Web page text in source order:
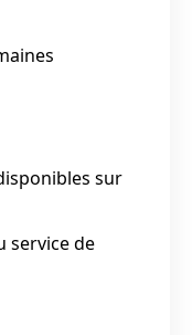
sur
service de